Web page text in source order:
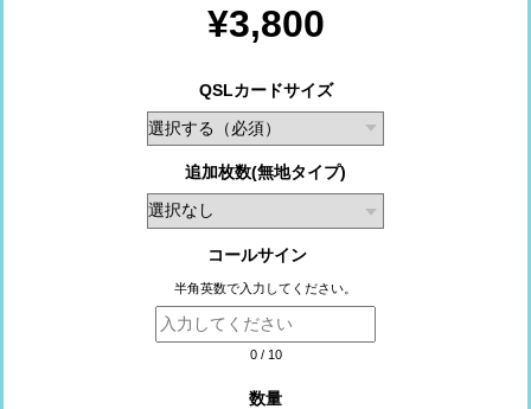
¥3,800
QSLカードサイズ
追加枚数(無地タイプ)
コールサイン
半角英数で入力してください。
0/ 10
数量